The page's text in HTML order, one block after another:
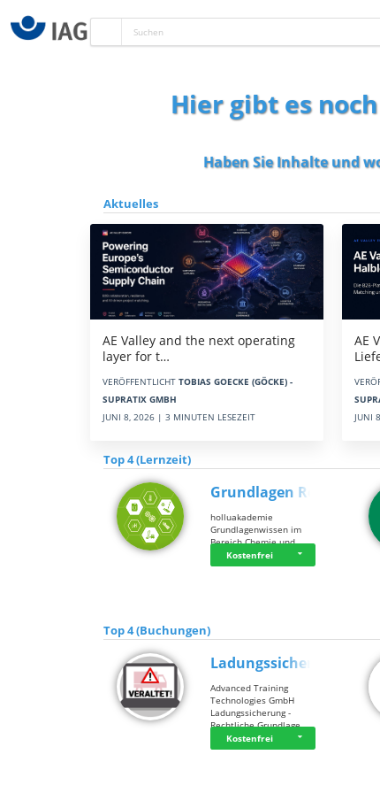
Hier gibt es
Haben Sie Inhalte und
Aktuelles
AE Valley and the next operating
layer for t…
VERÖFFENTLICHT TOBIAS GOECKE (GÖCKE) -
SUPRATIX GMBH
JUNI 8, 2026 | 3 MINUTEN LESEZEIT
AE
JUNI
Top 4 (Lernzeit)
Grundlagen Rein…
holluakademie
Grundlagenwissen im
Bereich Chemie und …
Kostenfrei
Top 4 (Buchungen)
Ladungssicherung
Advanced Training
Technologies GmbH
Ladungssicherung -
Rechtliche Grundlage…
Kostenfrei